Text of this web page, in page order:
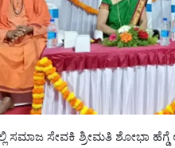
ಸಮಾಜ ಸೇವಕಿ ಶ್ರೀಮತಿ ಶೋಭಾ ಹೆಗ್ಡೆ